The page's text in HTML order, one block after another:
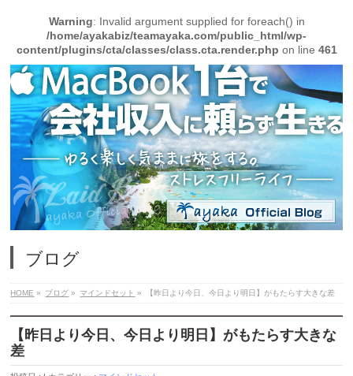
Warning: Invalid argument supplied for foreach() in
/home/ayakabiz/teamayaka.com/public_html/wp-
content/plugins/cta/classes/class.cta.render.php on line 461
ブログ
HOME » ブログ » マインドセット » 【昨日より今日、今日より明日】がもたらす大きな差
【昨日より今日、今日より明日】がもたらす大きな
差